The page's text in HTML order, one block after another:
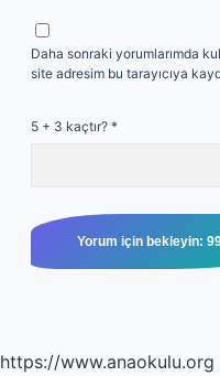
Daha sonraki yorumlarımda
site adresim bu tarayıcıya
5 + 3 kaçtır? *
https://www.anaokulu.org